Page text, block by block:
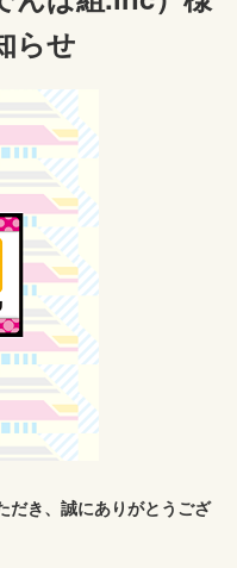
らせ
だき、誠にありがとうござ